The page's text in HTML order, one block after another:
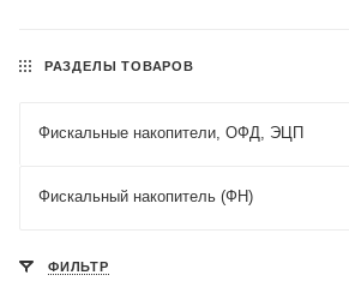
РАЗДЕЛЫ ТОВАРОВ
Фискальные накопители, ОФД, ЭЦП
Фискальный накопитель (ФН)
ФИЛЬТР